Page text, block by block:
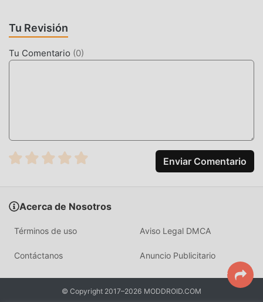
garantiza que todos los amantes de los juegos de
educational puedan disfrutar plenamente la felicidad que
trae Crossword Lite 1.67
riqueza/habilidad/habilidades en el juego, que es tanto la
característica como la diversión del juego, pero al mismo
tiempo, el proceso de acumulación será inevitablemente
necesita gastar la mayor parte de su energía y repetir la
ayudarlo fácilmente a omitir este proceso, lo que lo ayuda
a concentrarse en disfrutar la alegría del juego en sí.
DESCARGAR AHORA
Tu Revisión
Tu Comentario (0)
Enviar Comentario
Acerca de Nosotros
Términos de uso Aviso Legal DMCA
Contáctanos Anuncio Publicitario
© Copyright 2017–2026 MODDROID.COM